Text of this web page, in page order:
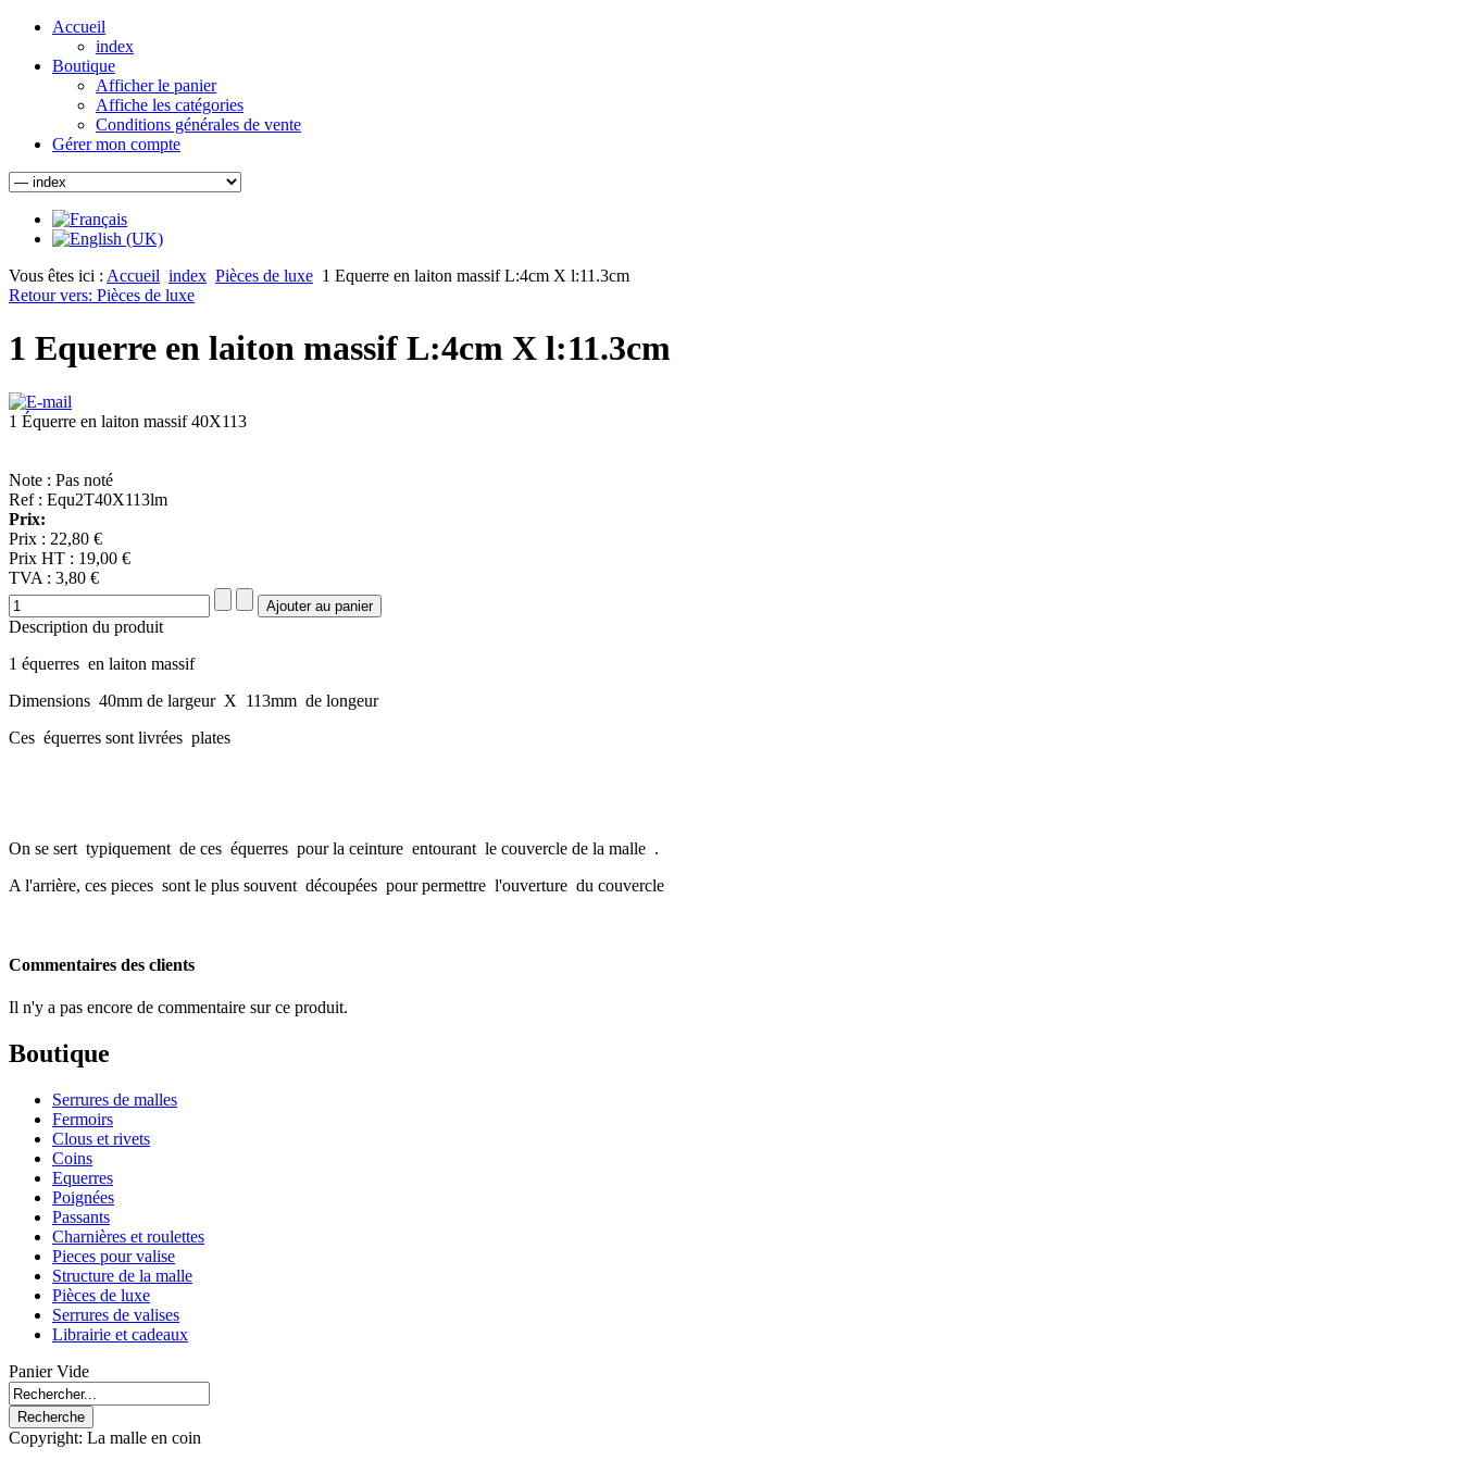
Accueil
index
Boutique
Afficher le panier
Affiche les catégories
Conditions générales de vente
Gérer mon compte
Vous êtes ici : Accueil index Pièces de luxe 1 Equerre en laiton massif L:4cm X l:11.3cm
Retour vers: Pièces de luxe
1 Equerre en laiton massif L:4cm X l:11.3cm
1 Équerre en laiton massif 40X113
Note : Pas noté
Ref : Equ2T40X113lm
Prix:
Prix : 22,80 €
Prix HT : 19,00 €
TVA : 3,80 €
Description du produit
1 équerres en laiton massif
Dimensions 40mm de largeur X 113mm de longeur
Ces équerres sont livrées plates
On se sert typiquement de ces équerres pour la ceinture entourant le couvercle de la malle .
A l'arrière, ces pieces sont le plus souvent découpées pour permettre l'ouverture du couvercle
Commentaires des clients
Il n'y a pas encore de commentaire sur ce produit.
Boutique
Serrures de malles
Fermoirs
Clous et rivets
Coins
Equerres
Poignées
Passants
Charnières et roulettes
Pieces pour valise
Structure de la malle
Pièces de luxe
Serrures de valises
Librairie et cadeaux
Panier Vide
Copyright: La malle en coin